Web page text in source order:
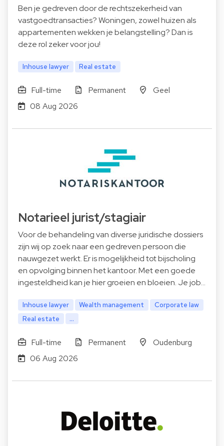
Ben je gedreven door de rechtszekerheid van
vastgoedtransacties? Woningen, zowel huizen als
appartementen wekken je belangstelling? Dan is
deze rol zeker voor jou!
Inhouse lawyer Real estate
Full-time Permanent
Geel
08 Aug 2026
Notarieel jurist/stagiair
Voor de behandeling van diverse juridische dossiers
zijn wij op zoek naar een gedreven persoon die
nauwgezet werkt. Er is mogelijkheid tot bijscholing
en opvolging binnen het kantoor. Met een goede
ingesteldheid kan je hier groeien en bloeien. Je job…
Inhouse lawyer Wealth management
Corporate law
Real estate
...
Full-time Permanent
Oudenburg
06 Aug 2026